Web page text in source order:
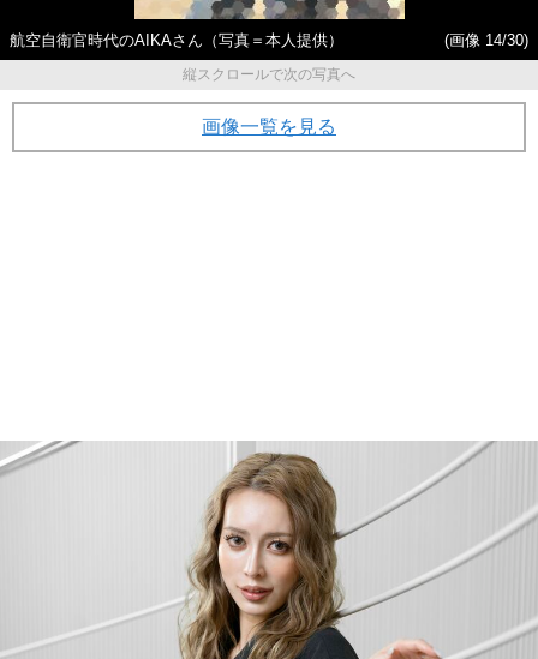
航空自衛官時代のAIKAさん（写真＝本人提供）
(画像 14/30)
縦スクロールで次の写真へ
画像一覧を見る